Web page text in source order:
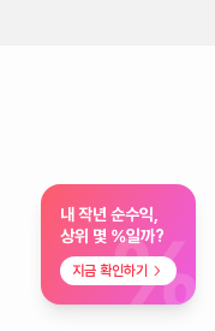
%
내 작년 순수익,
상위 몇 %일까?
지금 확인하기